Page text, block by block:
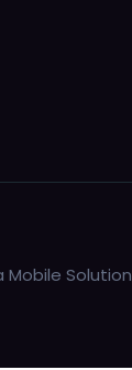
Mobile Solution